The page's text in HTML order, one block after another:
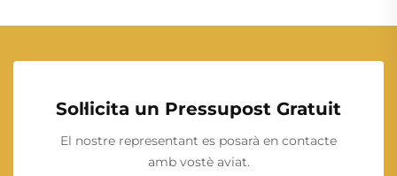
Sol·licita un Pressupost Gratuit
El nostre representant es posarà en contacte
amb vostè aviat.